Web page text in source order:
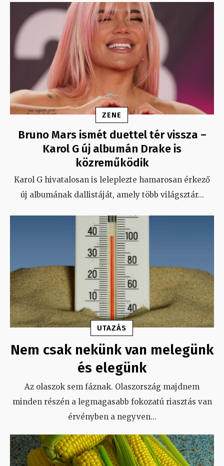
ZENE
Bruno Mars ismét duettel tér vissza –
Karol G új albumán Drake is
közreműködik
Karol G hivatalosan is leleplezte hamarosan érkező
új albumának dallistáját, amely több világsztár...
UTAZÁS
Nem csak nekünk van melegünk
és elegünk
Az olaszok sem fáznak. Olaszország majdnem
minden részén a legmagasabb fokozatú riasztás van
érvényben a negyven...